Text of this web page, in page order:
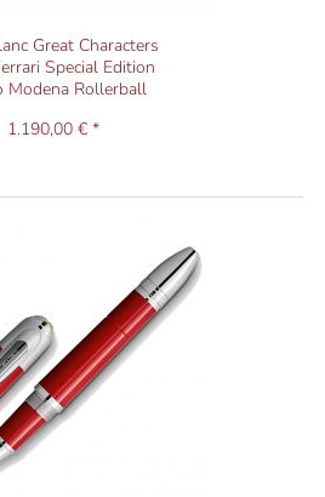
Great Characters
Special Edition
Modena Rollerball
1.190,00 € *